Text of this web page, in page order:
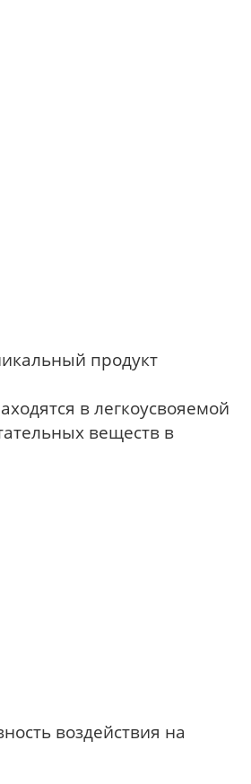
продукт
в легкоусвояемой
веществ в
воздействия на